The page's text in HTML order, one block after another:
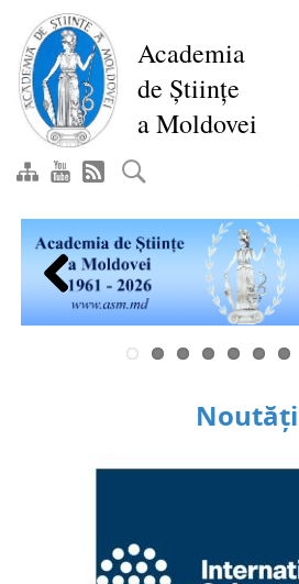
conţinutul
principal
Academia
de Științe
a Moldovei
Previous
Noutăți